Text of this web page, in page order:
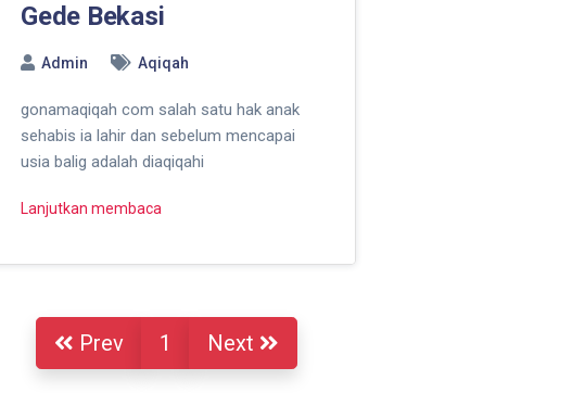
Gede Bekasi
Admin Aqiqah
gonamaqiqah com salah satu hak anak
sehabis ia lahir dan sebelum mencapai
usia balig adalah diaqiqahi
Lanjutkan membaca
Prev 1 Next